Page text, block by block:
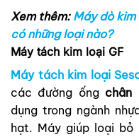
Xem thêm:Máy dò kim
có những loại nào?
Máy tách kim loại GF
Máy tách kim loại
các đường ống chân
dụng trong ngành
hạt. Máy giúp loại